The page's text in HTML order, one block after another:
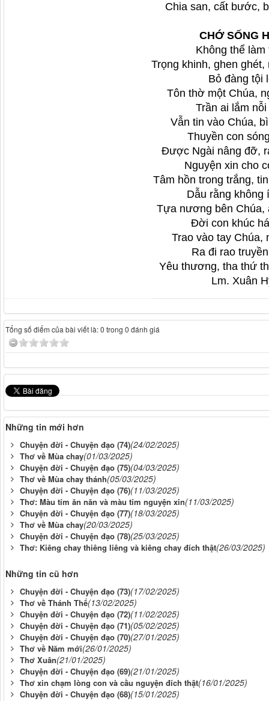
Chia san, cất bước,
CHỚ SỐNG
Không thể làm
Trọng khinh, ghen
Bỏ đàng tội
Tôn thờ một Chúa,
Trần ai lắm
Vẫn tin vào Chúa,
Thuyền con
Được Ngài nâng đỡ,
Nguyện xin cho
Tâm hồn trong trắng,
Dẫu rằng không
Tựa nương bên Chúa,
Đời con khúc
Trao vào tay Chúa,
Ra đi rao
Yêu thương, tha thứ
Lm. Xuân
Tổng số điểm của bài viết là: 0 trong 0 đánh giá
Những tin mới hơn
Chuyện đời - Chuyện đạo (74)(24/02/2025)
Thơ về Mùa chay(01/03/2025)
Chuyện đời - Chuyện đạo (75)(04/03/2025)
Thơ về Mùa chay thánh(05/03/2025)
Chuyện đời - Chuyện đạo (76)(11/03/2025)
Thơ: Màu tím ăn năn và màu tím nguyện xin(11/03/2025)
Chuyện đời - Chuyện đạo (77)(18/03/2025)
Thơ về Mùa chay(20/03/2025)
Chuyện đời - Chuyện đạo (78)(25/03/2025)
Thơ: Kiêng chay thiêng liêng và kiêng chay đích thật(26/03/2025)
Những tin cũ hơn
Chuyện đời - Chuyện đạo (73)(17/02/2025)
Thơ về Thánh Thể(13/02/2025)
Chuyện đời - Chuyện đạo (72)(11/02/2025)
Chuyện đời - Chuyện đạo (71)(05/02/2025)
Chuyện đời - Chuyện đạo (70)(27/01/2025)
Thơ về Năm mới(26/01/2025)
Thơ Xuân(21/01/2025)
Chuyện đời - Chuyện đạo (69)(21/01/2025)
Thơ xin chạm lòng con và cầu nguyện đích thật(16/01/2025)
Chuyện đời - Chuyện đạo (68)(15/01/2025)